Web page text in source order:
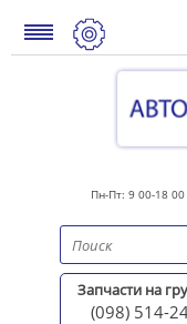
Пн-Пт: 9 00-18
Запчасти на
(098) 514-